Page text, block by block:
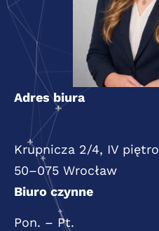
Adres biura
Krupnicza 2/4, IV piętro
50–075 Wrocław
Biuro czynne
Pon. – Pt.